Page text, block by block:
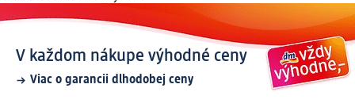
V každom nákupe výhodné ceny
Viac o garancii dlhodobej ceny